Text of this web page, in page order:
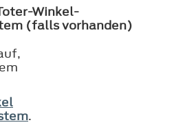
Winkel-
(falls vorhanden)
.